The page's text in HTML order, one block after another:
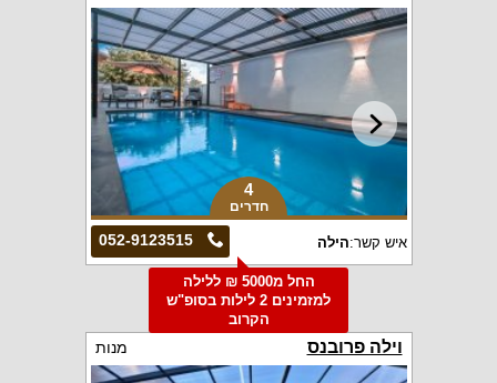
4
חדרים
052-9123515 איש קשר:הילה
החל מ5000 ₪ ללילה
למזמינים 2 לילות בסופ"ש
הקרוב
וילה פרובנס מנות